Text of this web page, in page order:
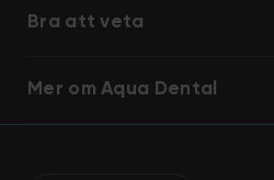
Bra att veta
Mer om Aqua Dental